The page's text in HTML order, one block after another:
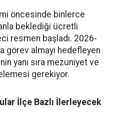
öncesinde binlerce
beklediği ücretli
resmen başladı. 2026-
görev almayı hedefleyen
yanı sıra mezuniyet ve
gerekiyor.
İlçe Bazlı İlerleyecek